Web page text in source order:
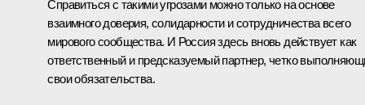
Справиться с такими угрозами можно только на основе
взаимного доверия, солидарности и сотрудничества всего
мирового сообщества. И Россия здесь вновь действует как
ответственный и предсказуемый партнер, четко
свои обязательства.